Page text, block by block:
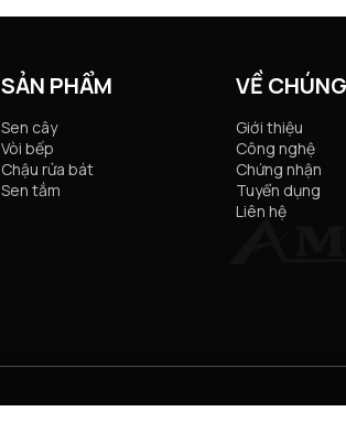
SẢN PHẨM
Sen cây
Vòi bếp
Chậu rửa bát
Sen tắm
VỀ
Giới thiệu
Công nghệ
Chứng nhận
Tuyển dụng
Liên hệ